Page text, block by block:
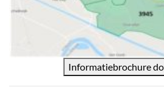
Informatiebrochure